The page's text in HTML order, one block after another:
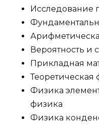
Исследование
Вероятность и
Прикладная
Теоретическая
Физика
физика
Физика